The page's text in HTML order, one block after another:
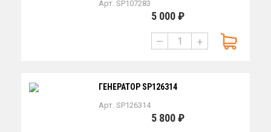
Арт. SP107283
5 000 ₽
— +
ГЕНЕРАТОР SP126314
Арт. SP126314
5 800 ₽